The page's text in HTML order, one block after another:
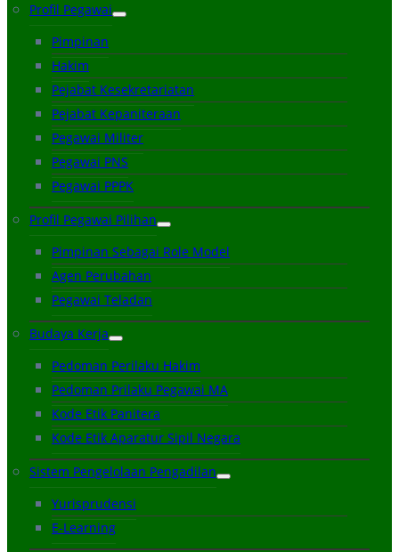
Profil Pegawai
Pimpinan
Hakim
Pejabat Kesekretariatan
Pejabat Kepaniteraan
Pegawai Militer
Pegawai PNS
Pegawai PPPK
Profil Pegawai Pilihan
Pimpinan Sebagai Role Model
Agen Perubahan
Pegawai Teladan
Budaya Kerja
Pedoman Perilaku Hakim
Pedoman Prilaku Pegawai MA
Kode Etik Panitera
Kode Etik Aparatur Sipil Negara
Sistem Pengelolaan Pengadilan
Yurisprudensi
E-Learning